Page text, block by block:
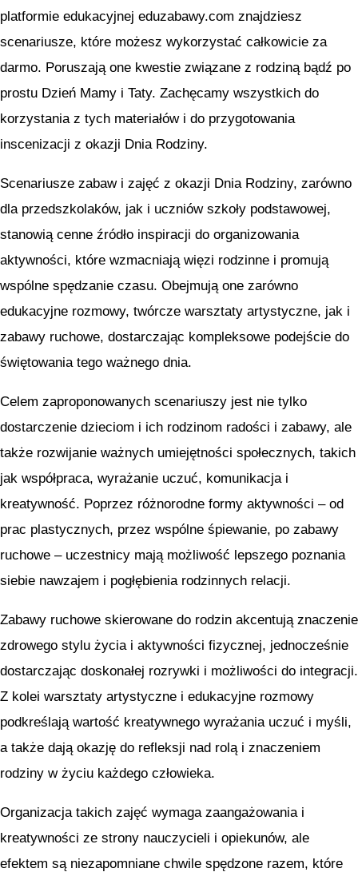
platformie edukacyjnej eduzabawy.com znajdziesz
scenariusze, które możesz wykorzystać całkowicie za
darmo. Poruszają one kwestie związane z rodziną bądź po
prostu Dzień Mamy i Taty. Zachęcamy wszystkich do
korzystania z tych materiałów i do przygotowania
inscenizacji z okazji Dnia Rodziny.
Scenariusze zabaw i zajęć z okazji Dnia Rodziny, zarówno
dla przedszkolaków, jak i uczniów szkoły podstawowej,
stanowią cenne źródło inspiracji do organizowania
aktywności, które wzmacniają więzi rodzinne i promują
wspólne spędzanie czasu. Obejmują one zarówno
edukacyjne rozmowy, twórcze warsztaty artystyczne, jak i
zabawy ruchowe, dostarczając kompleksowe podejście do
świętowania tego ważnego dnia.
Celem zaproponowanych scenariuszy jest nie tylko
dostarczenie dzieciom i ich rodzinom radości i zabawy, ale
także rozwijanie ważnych umiejętności społecznych, takich
jak współpraca, wyrażanie uczuć, komunikacja i
kreatywność. Poprzez różnorodne formy aktywności – od
prac plastycznych, przez wspólne śpiewanie, po zabawy
ruchowe – uczestnicy mają możliwość lepszego poznania
siebie nawzajem i pogłębienia rodzinnych relacji.
Zabawy ruchowe skierowane do rodzin akcentują znaczenie
zdrowego stylu życia i aktywności fizycznej, jednocześnie
dostarczając doskonałej rozrywki i możliwości do integracji.
Z kolei warsztaty artystyczne i edukacyjne rozmowy
podkreślają wartość kreatywnego wyrażania uczuć i myśli,
a także dają okazję do refleksji nad rolą i znaczeniem
rodziny w życiu każdego człowieka.
Organizacja takich zajęć wymaga zaangażowania i
kreatywności ze strony nauczycieli i opiekunów, ale
efektem są niezapomniane chwile spędzone razem, które